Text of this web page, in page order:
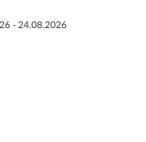
- 24.08.2026